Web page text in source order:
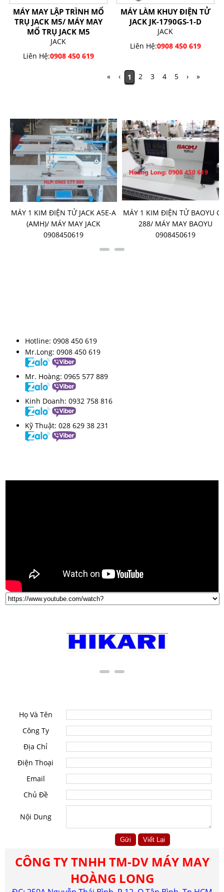
MÁY MAY LẬP TRÌNH MỔ
TRỤ JACK M5/ MÁY MAY
MỔ TRỤ JACK M5
JACK
Liên Hệ:0908 450 619
MÁY LÀM KHUY ĐIỆN TỬ
JACK JK-1790GS-1-D
JACK
Liên Hệ:0908 450 619
« ‹ 1 2 3 4 5 › »
A
MÁY 1 KIM ĐIỆN TỬ BAOYU GT-
288/ MÁY MAY BAOYU
0908450619
MÁY MAY BAO
7A/ MÁY MAY BAO
Hotline: 0908 450 619
Mr.Long: 0908 450 619
Mr. Hoàng: 0965 577 889
Kinh Doanh: 0932 758 816
Kỹ Thuật: 028 629 38 231
Họ Và Tên
Công Ty
Địa Chỉ
Điện Thoại
Email
Chủ Đề
Nội Dung
CÔNG TY TNHH TM-DV MÁY MAY
HOÀNG LONG